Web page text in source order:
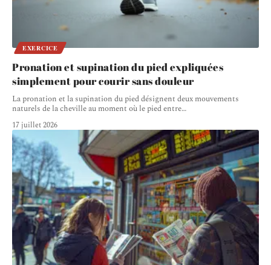
EXERCICE
Pronation et supination du pied expliquées
simplement pour courir sans douleur
La pronation et la supination du pied désignent deux mouvements
naturels de la cheville au moment où le pied entre…
17 juillet 2026